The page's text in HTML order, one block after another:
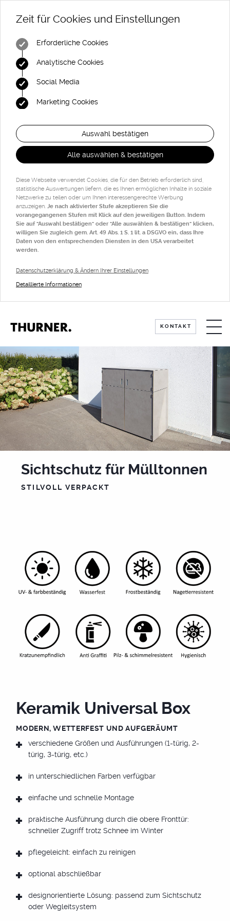
Zeit für Cookies und Einstellungen
Erforderliche Cookies
Analytische Cookies
Social Media
Marketing Cookies
Auswahl bestätigen
Alle auswählen & bestätigen
Diese Webseite verwendet Cookies, die für den Betrieb erforderlich sind,
statistische Auswertungen liefern, die es Ihnen ermöglichen Inhalte in soziale
Netzwerke zu teilen oder um Ihnen interessengerechte Werbung
anzuzeigen. Je nach aktivierter Stufe akzeptieren Sie die
vorangegangenen Stufen mit Klick auf den jeweiligen Button. Indem
Sie auf "Auswahl bestätigen" oder "Alle auswählen & bestätigen" klicken,
willigen Sie zugleich gem. Art. 49 Abs. 1 S. 1 lit. a DSGVO ein, dass Ihre
Daten von den entsprechenden Diensten in den USA verarbeitet
werden.
Datenschutzerklärung & Ändern Ihrer Einstellungen
Detaillierte Informationen
KONTAKT
TISCHE
Futura-Sichtschutz
Mülltonnen Box
Pool + Terrassenplatten
TÜREN
XXL FLIESEN
FARBEN
Sichtschutz für Mülltonnen
STILVOLL VERPACKT
Keramik Universal Box
MODERN, WETTERFEST UND AUFGERÄUMT
verschiedene Größen und Ausführungen (1-türig, 2-
türig, 3-türig, etc.)
in unterschiedlichen Farben verfügbar
einfache und schnelle Montage
praktische Ausführung durch die obere Fronttür:
schneller Zugriff trotz Schnee im Winter
pflegeleicht: einfach zu reinigen
optional abschließbar
designorientierte Lösung: passend zum Sichtschutz
oder Wegleitsystem
Gestaltungsfreiheit